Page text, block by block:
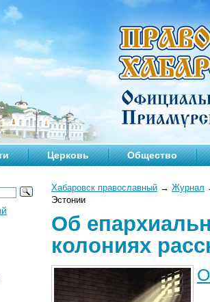
Церковь Общество
Хабаровск православный → Журнал
Эстонии
Об
колониях